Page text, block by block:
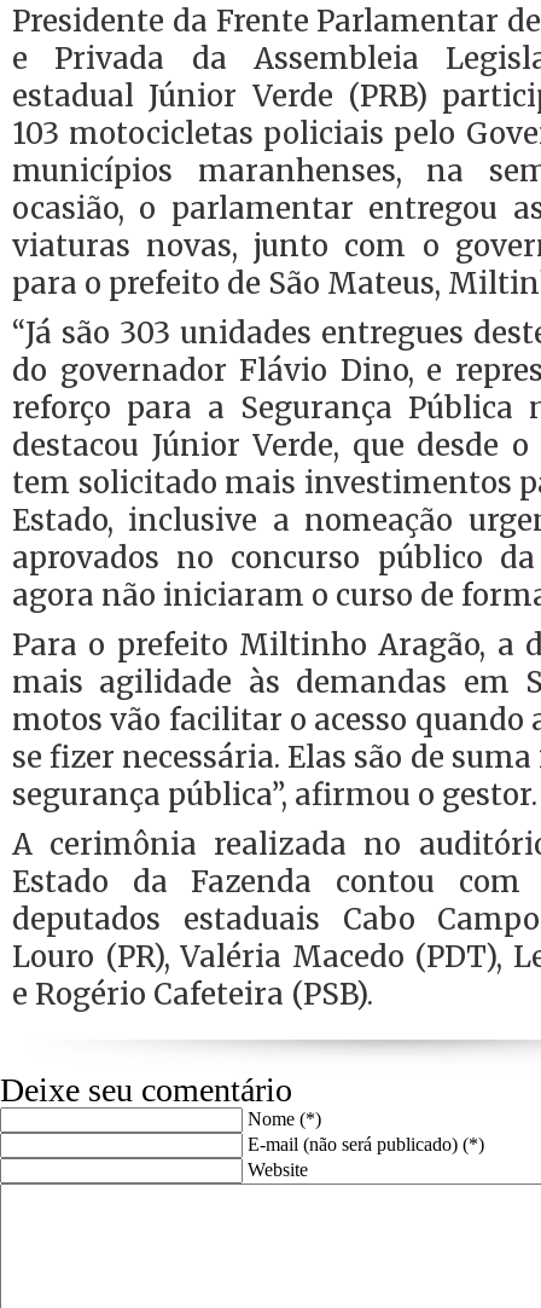
Presidente da Frente Parlamentar
e Privada da Assembleia
estadual Júnior Verde (PRB)
103 motocicletas policiais pelo
municípios maranhenses, na
ocasião, o parlamentar entregou
viaturas novas, junto com o
para o prefeito de São Mateus,
“Já são 303 unidades entregues
do governador Flávio Dino, e
reforço para a Segurança Pública
destacou Júnior Verde, que desde
tem solicitado mais investimentos
Estado, inclusive a nomeação
aprovados no concurso público
agora não iniciaram o curso de
Para o prefeito Miltinho Aragão, a
mais agilidade às demandas em
motos vão facilitar o acesso quando
se fizer necessária. Elas são de
segurança pública”, afirmou o gestor.
A cerimônia realizada no
Estado da Fazenda contou com
deputados estaduais Cabo
Louro (PR), Valéria Macedo (PDT),
e Rogério Cafeteira (PSB).
Deixe seu comentário
Nome (*)
E-mail (não será publicado) (*)
Website